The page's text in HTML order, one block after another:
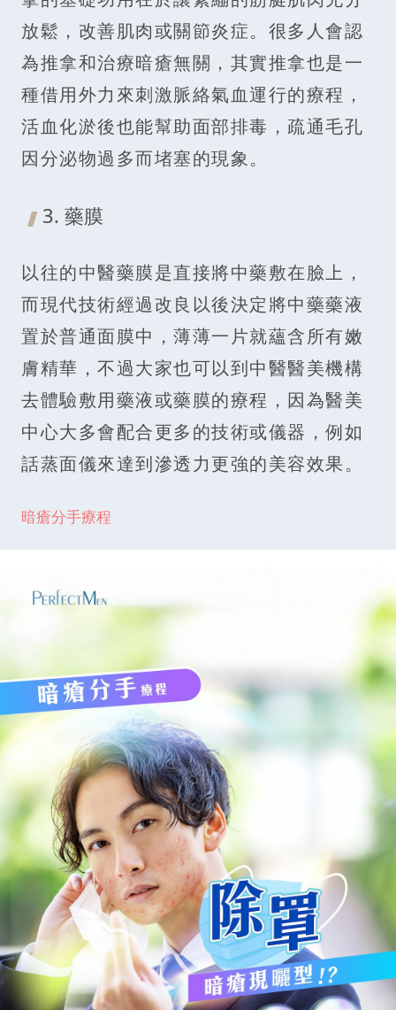
放鬆，改善肌肉或關節炎症。很多人會認
為推拿和治療暗瘡無關，其實推拿也是一
種借用外力來刺激脈絡氣血運行的療程，
活血化淤後也能幫助面部排毒，疏通毛孔
因分泌物過多而堵塞的現象。
3. 藥膜
以往的中醫藥膜是直接將中藥敷在臉上，
而現代技術經過改良以後決定將中藥藥液
置於普通面膜中，薄薄一片就蘊含所有嫩
膚精華，不過大家也可以到中醫醫美機構
去體驗敷用藥液或藥膜的療程，因為醫美
中心大多會配合更多的技術或儀器，例如
話蒸面儀來達到滲透力更強的美容效果。
暗瘡分手療程